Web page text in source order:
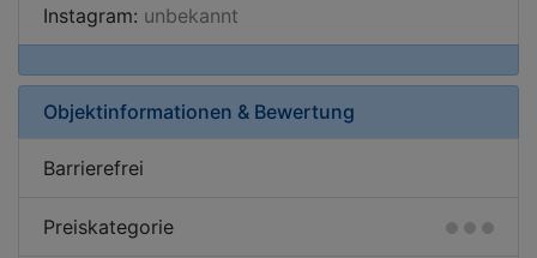
Instagram: unbekannt
Objektinformationen & Bewertung
Barrierefrei
Preiskategorie